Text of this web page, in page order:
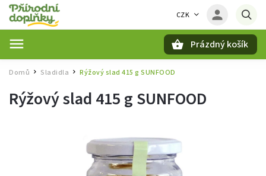
CZK
Prázdný košík
Domů / Sladidla / Rýžový slad 415 g SUNFOOD
Rýžový slad 415 g SUNFOOD